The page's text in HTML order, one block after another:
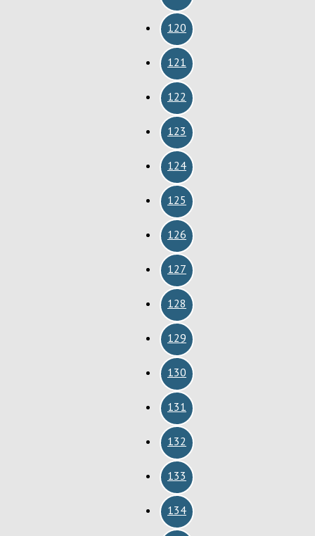
120
121
122
123
124
125
126
127
128
129
130
131
132
133
134